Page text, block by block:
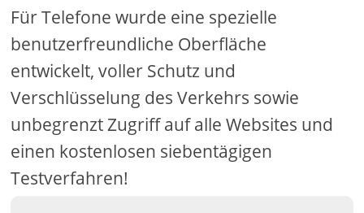
Für Telefone wurde eine spezielle
benutzerfreundliche Oberfläche
entwickelt, voller Schutz und
Verschlüsselung des Verkehrs sowie
unbegrenzt Zugriff auf alle Websites und
einen kostenlosen siebentägigen
Testverfahren!